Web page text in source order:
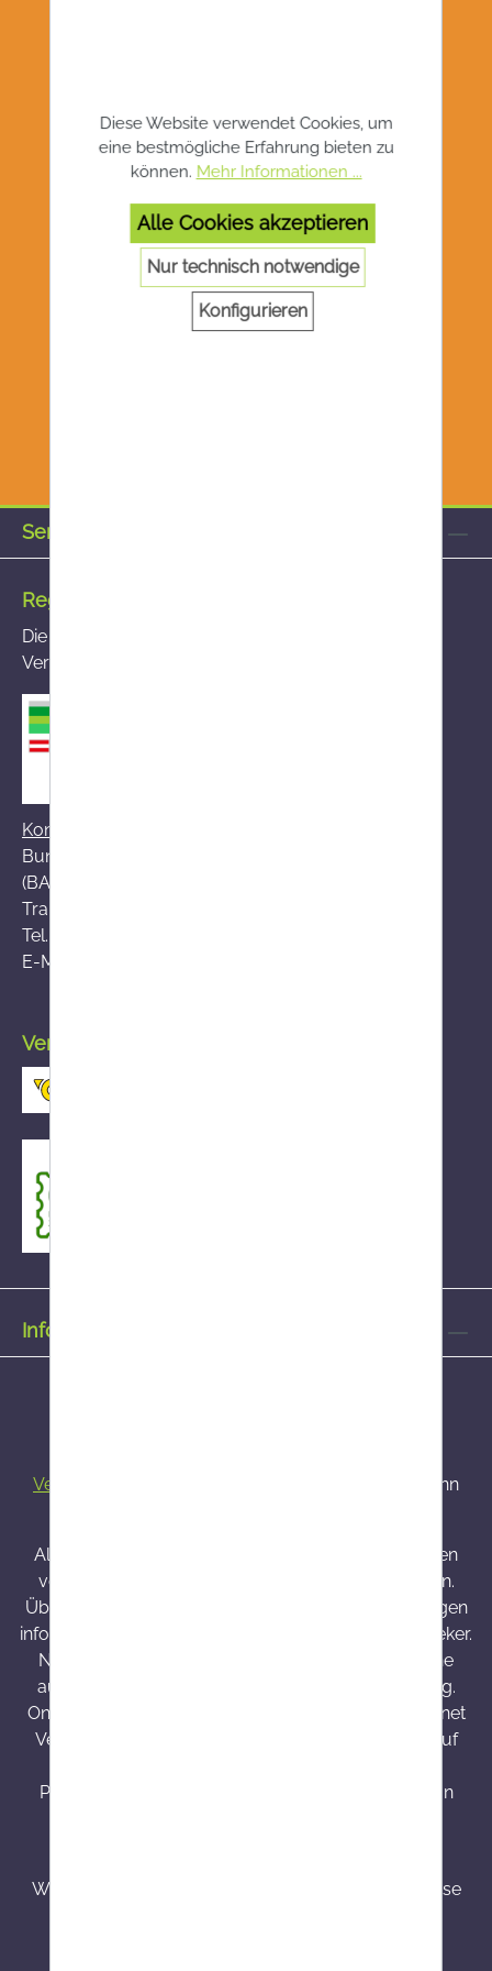
Service-Hotline
Registrierte Versandapotheke
Die von Ihnen aufgerufene Versandapotheke ist im
Versandapothekenregister des BASG registriert
Kontakt zum BASG
Bundesamt für Sicherheit im Gesundheitswesen
(BASG), AGES-Medizinmarktaufsicht (AGES MEA)
Traisengasse 5, A-1200 Wien
Tel.:
E-Mail:
Versand durch die österreichische Post
Informationen
Versandkosten
und ggf. Nachnahmegebühren, wenn
Alle bei Onlineapo angebotenen Arzneimittel werden
von Österreich versendet und sind dort zugelassen.
Über Wirkung und mögliche unerwünschte Wirkungen
informieren Gebrauchsinformation, Arzt oder Apotheker.
Nahrungsergänzungsmittel sind kein Ersatz für eine
ausgewogene und abwechslungsreiche Ernährung.
Onlineapo.at ist eine in Österreich zugelassene Internet
Versandapotheke mit Hauptsitz in Österreich. Die auf
Produktinformationen richten sich ausschließlich an
Werktagen werden speziell für Kunden bestellt. Diese
Diese Website verwendet Cookies, um
eine bestmögliche Erfahrung bieten zu
können. Mehr Informationen ...
Alle Cookies akzeptieren
Nur technisch notwendige
Konfigurieren